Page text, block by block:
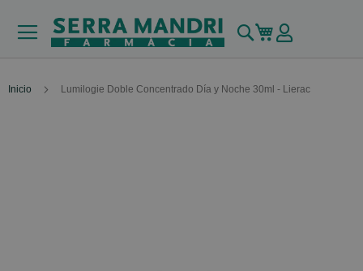
Buscar
Mi carrito
Inicio Lumilogie Doble Concentrado Día y Noche 30ml - Lierac